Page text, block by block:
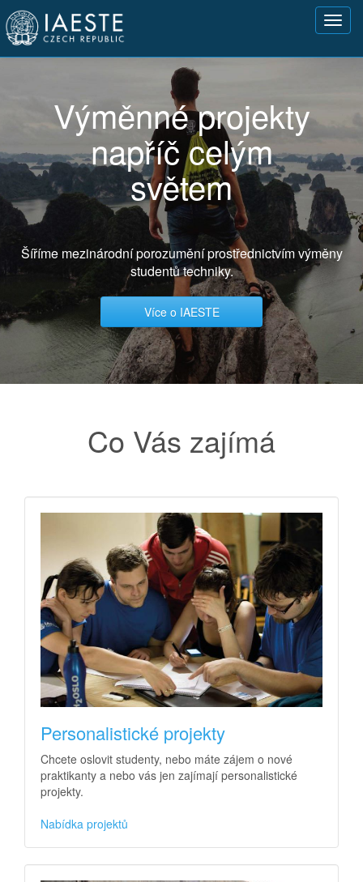
Přejít
hlavnímu
obsahu
Výměnné projekty
napříč celým
světem
Šíříme mezinárodní porozumění prostřednictvím výměny
studentů techniky.
Více o IAESTE
Co Vás zajímá
Personalistické projekty
Chcete oslovit studenty, nebo máte zájem o nové
praktikanty a nebo vás jen zajímají personalistické
projekty.
Nabídka projektů